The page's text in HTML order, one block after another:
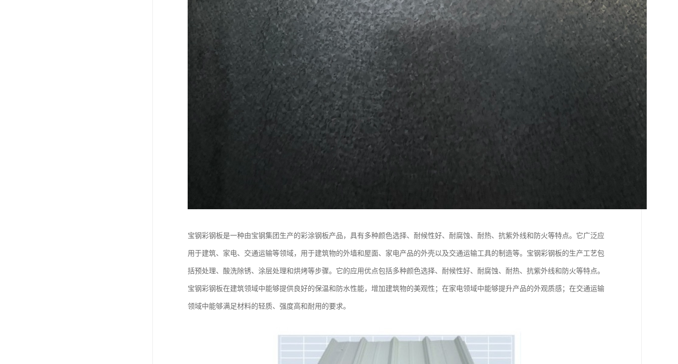
宝钢彩钢板是一种由宝钢集团生产的彩涂钢板产品，具有多种颜色选择、耐候性好、耐腐蚀、耐热、抗紫外线和防火等特点。它广泛应
用于建筑、家电、交通运输等领域，用于建筑物的外墙和屋面、家电产品的外壳以及交通运输工具的制造等。宝钢彩钢板的生产工艺包
括预处理、酸洗除锈、涂层处理和烘烤等步骤。它的应用优点包括多种颜色选择、耐候性好、耐腐蚀、耐热、抗紫外线和防火等特点。
宝钢彩钢板在建筑领域中能够提供良好的保温和防水性能，增加建筑物的美观性；在家电领域中能够提升产品的外观质感；在交通运输
领域中能够满足材料的轻质、强度高和耐用的要求。